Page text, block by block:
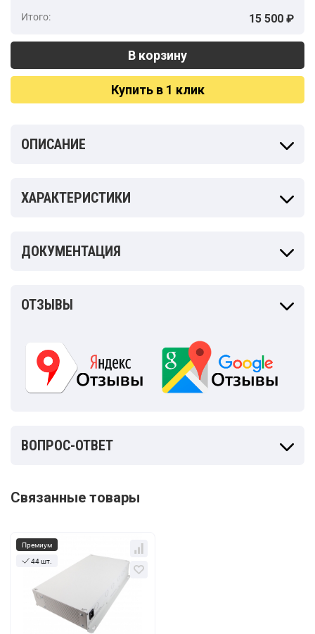
Итого: 15 500 ₽
Купить в 1 клик
ОПИСАНИЕ
ХАРАКТЕРИСТИКИ
ДОКУМЕНТАЦИЯ
ОТЗЫВЫ
ВОПРОС-ОТВЕТ
Связанные товары
Премиум
44 шт.
Кол-во